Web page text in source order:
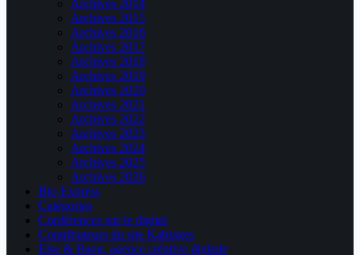
Archives 2014
Archives 2015
Archives 2016
Archives 2017
Archives 2018
Archives 2019
Archives 2020
Archives 2021
Archives 2022
Archives 2023
Archives 2024
Archives 2025
Archives 2026
Bio Express
Catégories
Conférences sur le digital
Contributeurs du site Kablages
Else & Bang, agence créative digitale